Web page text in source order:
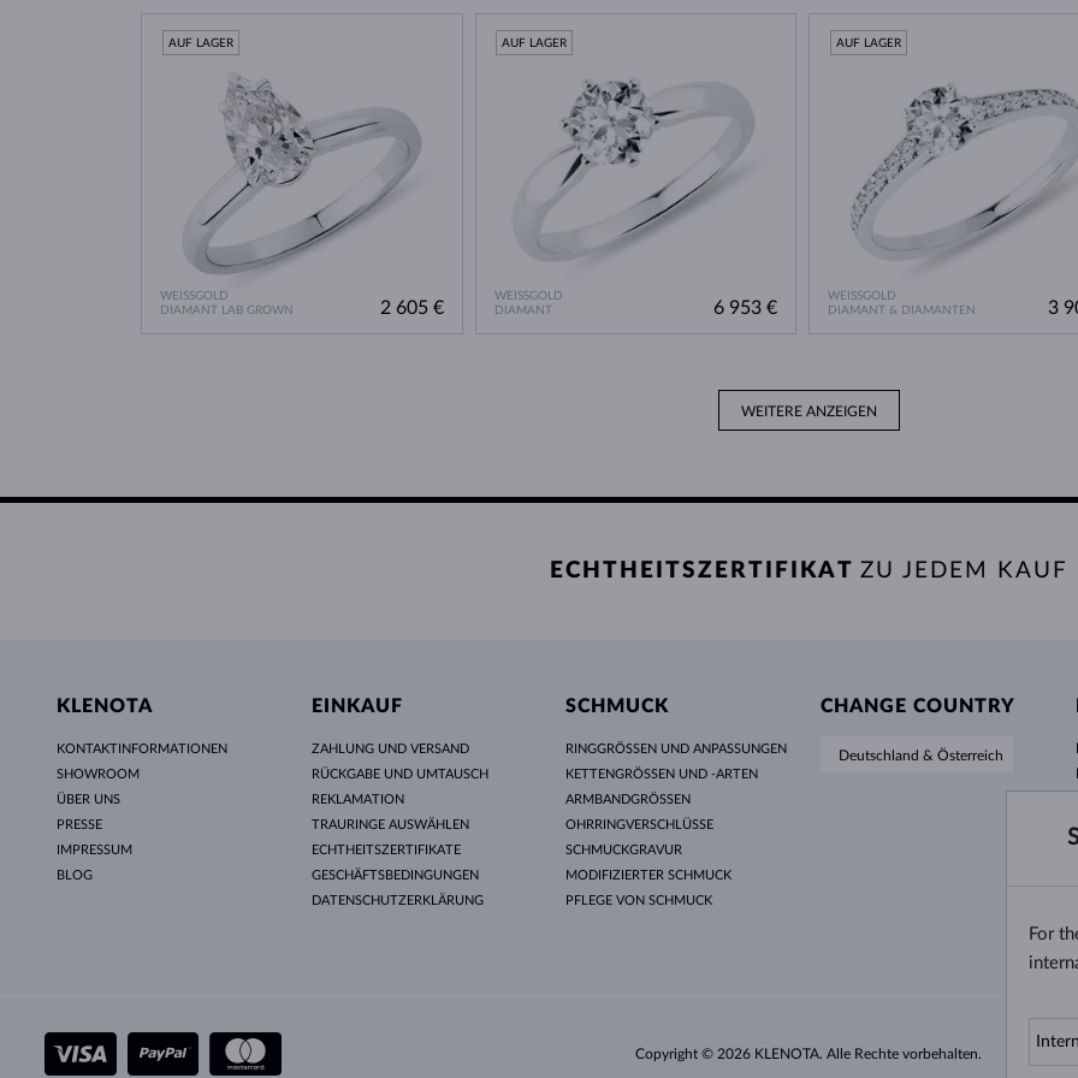
WEISSGOLD
DIAMANT LAB GROWN
AUF LAGER
2 605 €
WEISSGOLD
DIAMANT
AUF LAGER
6 953 €
WEISSGOLD
DIAMANT & DIAMANTEN
AUF LAGER
3
WEITERE ANZEIGEN
ECHTHEITSZERTIFIKAT ZU JEDEM KAUF
KLENOTA
KONTAKTINFORMATIONEN
SHOWROOM
ÜBER UNS
PRESSE
IMPRESSUM
BLOG
EINKAUF
ZAHLUNG UND VERSAND
RÜCKGABE UND UMTAUSCH
REKLAMATION
TRAURINGE AUSWÄHLEN
ECHTHEITSZERTIFIKATE
GESCHÄFTSBEDINGUNGEN
DATENSCHUTZERKLÄRUNG
SCHMUCK
RINGGRÖSSEN UND ANPASSUNGEN
KETTENGRÖSSEN UND -ARTEN
ARMBANDGRÖSSEN
OHRRINGVERSCHLÜSSE
SCHMUCKGRAVUR
MODIFIZIERTER SCHMUCK
PFLEGE VON SCHMUCK
CHANGE COUNTRY
Deutschland & Österreich
Copyright © 2026 KLENOTA. Alle Rechte vorbehalten.
For